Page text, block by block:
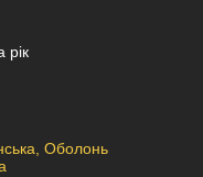
рік
Оболонь